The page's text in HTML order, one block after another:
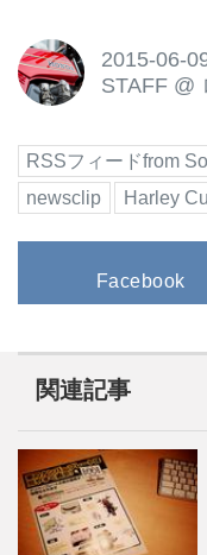
2015-06-
STAFF @
RSSフィードfrom
newsclip
Harley
Facebook
関連記事